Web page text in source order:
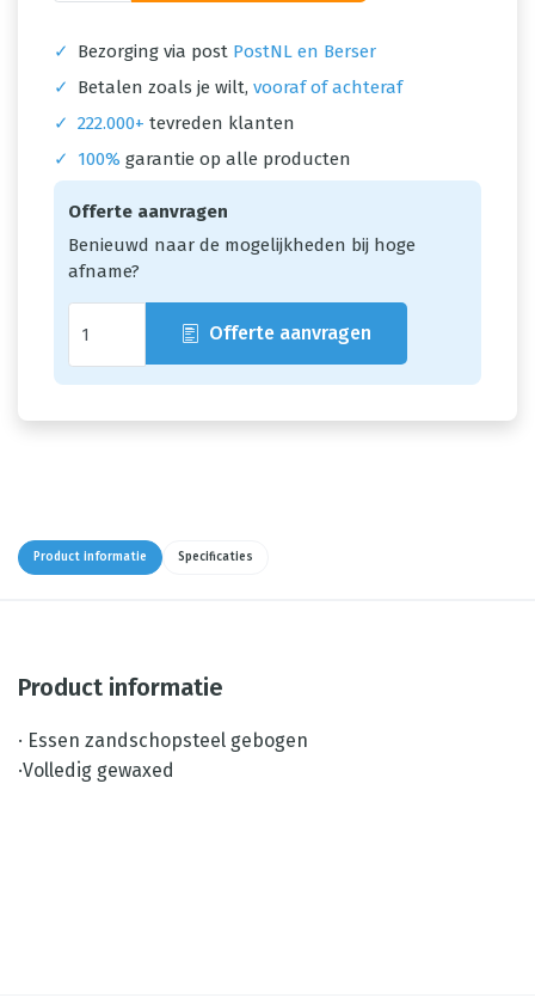
✓ Bezorging via post PostNL en Berser
✓
Betalen zoals je wilt, vooraf of achteraf
✓ 222.000+ tevreden klanten
✓
100% garantie op alle producten
Offerte aanvragen
Benieuwd naar de mogelijkheden bij hoge
afname?
Offerte aanvragen
Product informatie Specificaties
Product informatie
· Essen zandschopsteel gebogen
·Volledig gewaxed